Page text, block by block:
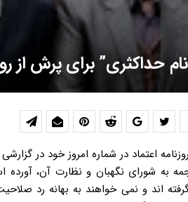
حداکثری” برای پرش از
اعتماد در شماره امروز خود در
به شورای نگهبان و نظارت آن، آورده
اند و نمی خواهند به بهانه رد